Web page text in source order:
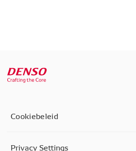
Cookiebeleid
Privacy Settings